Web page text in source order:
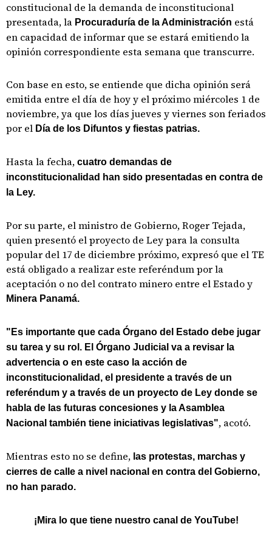
constitucional de la demanda de inconstitucional
presentada, la Procuraduría de la Administración está
en capacidad de informar que se estará emitiendo la
opinión correspondiente esta semana que transcurre.
Con base en esto, se entiende que dicha opinión será
emitida entre el día de hoy y el próximo miércoles 1 de
noviembre, ya que los días jueves y viernes son feriados
por el Día de los Difuntos y fiestas patrias.
Hasta la fecha, cuatro demandas de
inconstitucionalidad han sido presentadas en contra de
la Ley.
Por su parte, el ministro de Gobierno, Roger Tejada,
quien presentó el proyecto de Ley para la consulta
popular del 17 de diciembre próximo, expresó que el TE
está obligado a realizar este referéndum por la
aceptación o no del contrato minero entre el Estado y
Minera Panamá.
"Es importante que cada Órgano del Estado debe jugar
su tarea y su rol. El Órgano Judicial va a revisar la
advertencia o en este caso la acción de
inconstitucionalidad, el presidente a través de un
referéndum y a través de un proyecto de Ley donde se
habla de las futuras concesiones y la Asamblea
Nacional también tiene iniciativas legislativas", acotó.
Mientras esto no se define, las protestas, marchas y
cierres de calle a nivel nacional en contra del Gobierno,
no han parado.
¡Mira lo que tiene nuestro canal de YouTube!